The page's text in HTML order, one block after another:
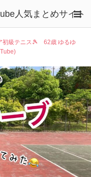
人気まとめサイト
初級テニス🎾 62歳 ゆるゆ